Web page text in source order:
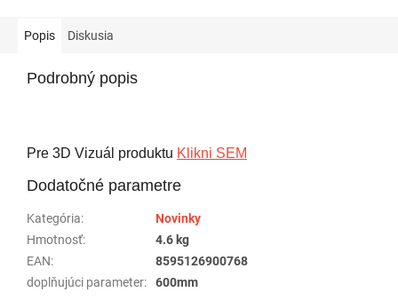
Popis Diskusia
Podrobný popis
Pre 3D Vizuál produktu Klikni SEM
Dodatočné parametre
Kategória:
Novinky
Hmotnosť:
4.6 kg
EAN:
8595126900768
doplňujúci parameter: 600mm